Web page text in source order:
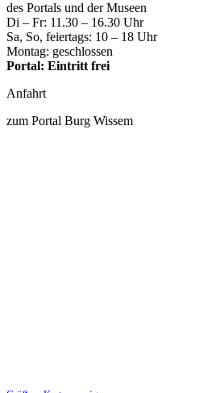
des Portals und der Museen
Di – Fr: 11.30 – 16.30 Uhr
Sa, So, feiertags: 10 – 18 Uhr
Montag: geschlossen
Portal: Eintritt frei
Anfahrt
zum Portal Burg Wissem